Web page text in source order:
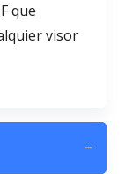
que
visor
−